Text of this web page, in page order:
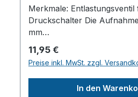
Merkmale: Entlastungsventil für MDR2
Druckschalter Die Aufnahme passt für 6
mm
ALES GmbH, AEROTEC
KompressorenFerdinand-
63500 Seligenstadt,
Regulärer Preis:
11,95 €
Preise inkl. MwSt. zzgl.
In den